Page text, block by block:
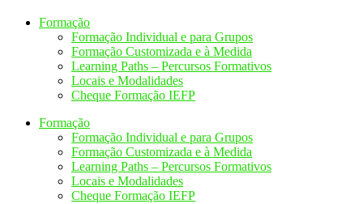
Formação
Formação Individual e para Grupos
Formação Customizada e à Medida
Learning Paths – Percursos Formativos
Locais e Modalidades
Cheque Formação IEFP
Formação
Formação Individual e para Grupos
Formação Customizada e à Medida
Learning Paths – Percursos Formativos
Locais e Modalidades
Cheque Formação IEFP